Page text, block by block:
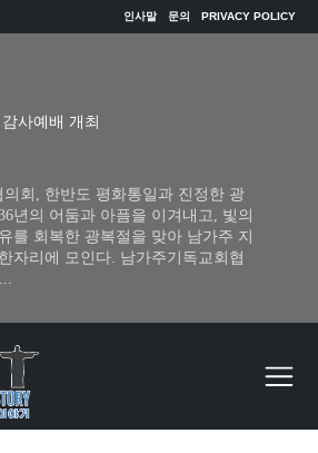
인사말 문의 PRIVACY POLICY
사예배 개최
의회, 한반도 평화통일과 진정한 광
년의 어둠과 아픔을 이겨내고, 빛의
를 회복한 광복절을 맞아 남가주 지
자리에 모인다. 남가주기독교회협